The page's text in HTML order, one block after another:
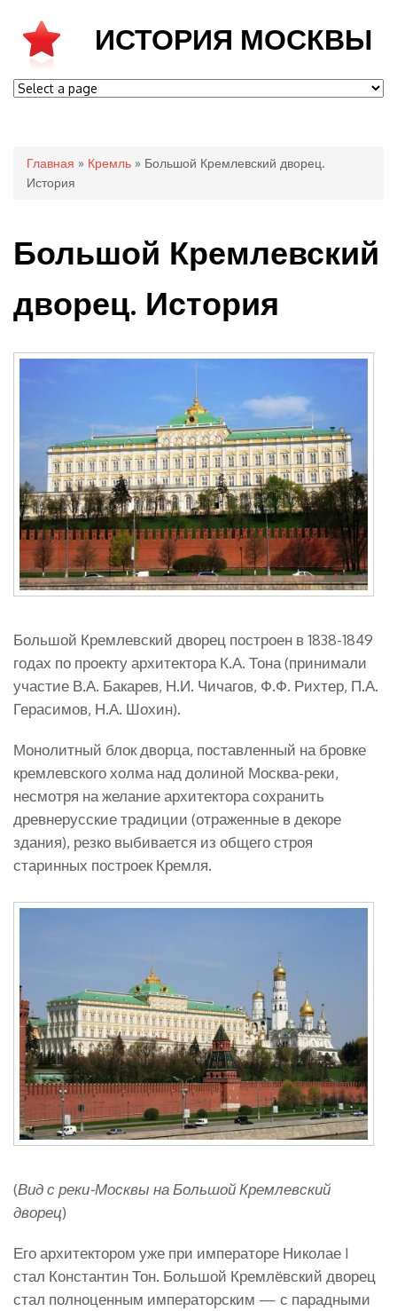
ИСТОРИЯ МОСКВЫ
Вы здесь
Главная » Кремль » Большой Кремлевский дворец.
История
Большой Кремлевский
дворец. История
Большой Кремлевский дворец построен в 1838-1849
годах по проекту архитектора К.А. Тона (принимали
участие В.А. Бакарев, Н.И. Чичагов, Ф.Ф. Рихтер, П.А.
Герасимов, Н.А. Шохин).
Монолитный блок дворца, поставленный на бровке
кремлевского холма над долиной Москва-реки,
несмотря на желание архитектора сохранить
древнерусские традиции (отраженные в декоре
здания), резко выбивается из общего строя
старинных построек Кремля.
(Вид с реки-Москвы на Большой Кремлевский
дворец)
Его архитектором уже при императоре Николае I
стал Константин Тон. Большой Кремлёвский дворец
стал полноценным императорским — с парадными